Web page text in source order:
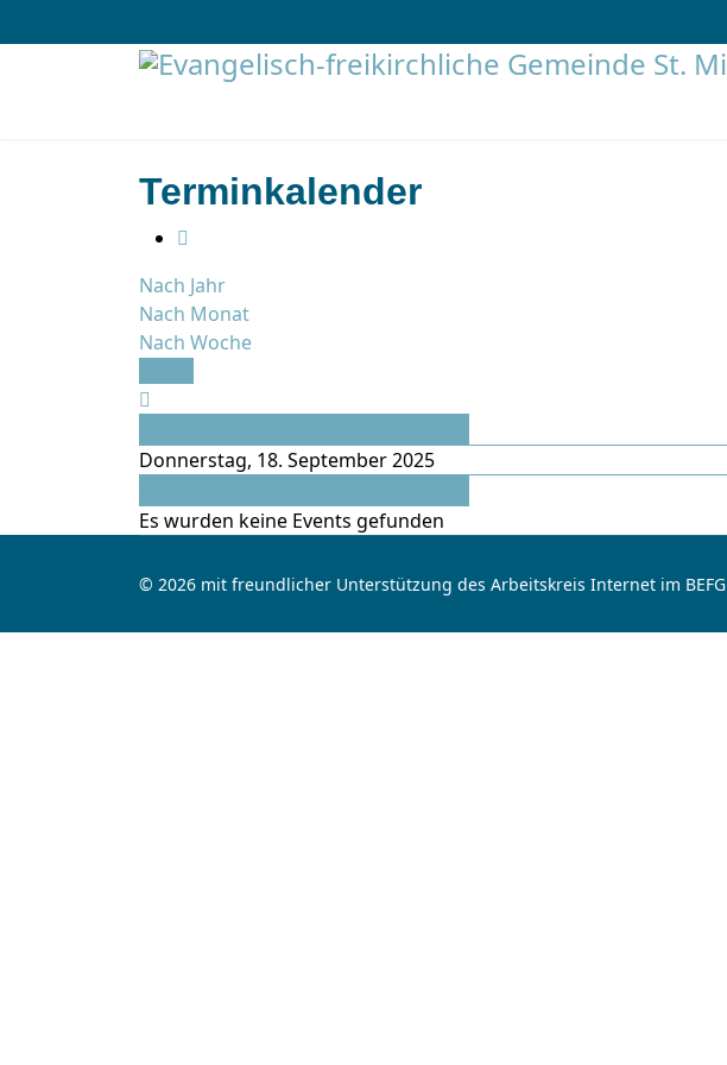
Terminkalender
Nach Jahr
Nach Monat
Nach Woche
Donnerstag, 18. September 2025
Es wurden keine Events gefunden
© 2026 mit freundlicher Unterstützung des Arbeitskreis Internet im BEFG